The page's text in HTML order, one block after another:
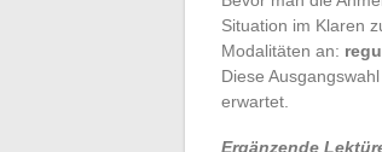
Situation im Klaren
Modalitäten an:
Diese
erwartet.
Ergänzende